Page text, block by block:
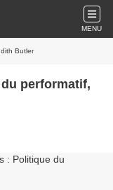
MENU
Butler
performatif,